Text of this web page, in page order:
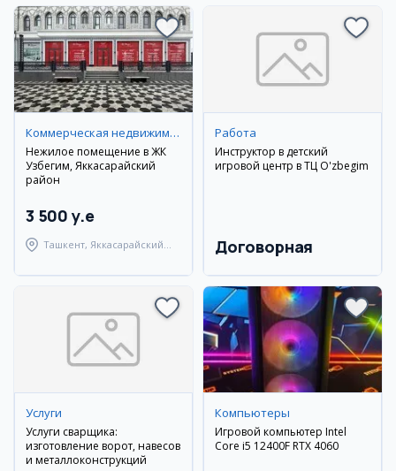
Коммерческая недвижимость
Нежилое помещение в ЖК
Узбегим, Яккасарайский
район
3 500 y.e
Ташкент, Яккасарайский
Работа
Инструктор в детский
игровой центр в ТЦ O'zbegim
Договорная
Услуги
Услуги сварщика:
изготовление ворот, навесов
и металлоконструкций
Компьютеры
Игровой компьютер Intel
Core i5 12400F RTX 4060